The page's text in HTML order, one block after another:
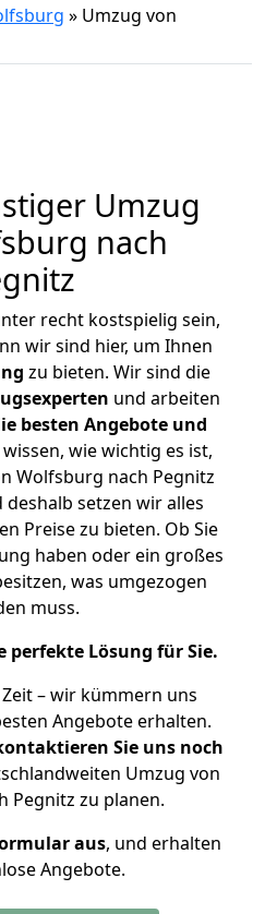
» Umzug von
Umzug
nach
recht kostspielig sein,
wir sind hier, um Ihnen
zu bieten. Wir sind die
und arbeiten
besten Angebote und
wie wichtig es ist,
Wolfsburg nach Pegnitz
deshalb setzen wir alles
Preise zu bieten. Ob Sie
haben oder ein großes
was umgezogen
muss.
perfekte Lösung für Sie.
– wir kümmern uns
Angebote erhalten.
Sie uns noch
Umzug von
Pegnitz zu planen.
aus, und erhalten
Angebote.